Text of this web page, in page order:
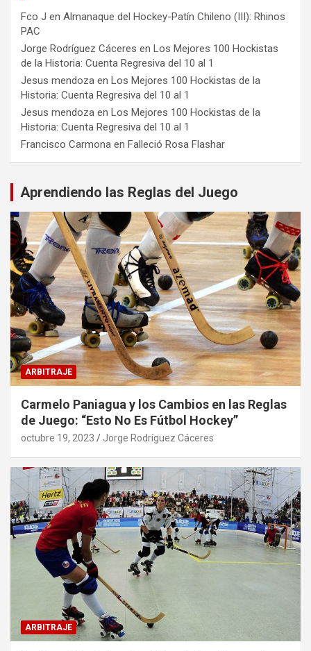
Fco J en Almanaque del Hockey-Patín Chileno (III): Rhinos
PAC
Jorge Rodríguez Cáceres en Los Mejores 100 Hockistas
de la Historia: Cuenta Regresiva del 10 al 1
Jesus mendoza en Los Mejores 100 Hockistas de la
Historia: Cuenta Regresiva del 10 al 1
Jesus mendoza en Los Mejores 100 Hockistas de la
Historia: Cuenta Regresiva del 10 al 1
Francisco Carmona en Falleció Rosa Flashar
Aprendiendo las Reglas del Juego
ARBITRAJE
Carmelo Paniagua y los Cambios en las Reglas
de Juego: “Esto No Es Fútbol Hockey”
octubre 19, 2023 Jorge Rodríguez Cáceres
ARBITRAJE